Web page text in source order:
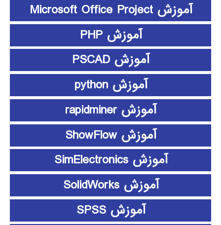
آموزش Microsoft Office Project
آموزش PHP
آموزش PSCAD
آموزش python
آموزش rapidminer
آموزش ShowFlow
آموزش SimElectronics
آموزش SolidWorks
آموزش SPSS